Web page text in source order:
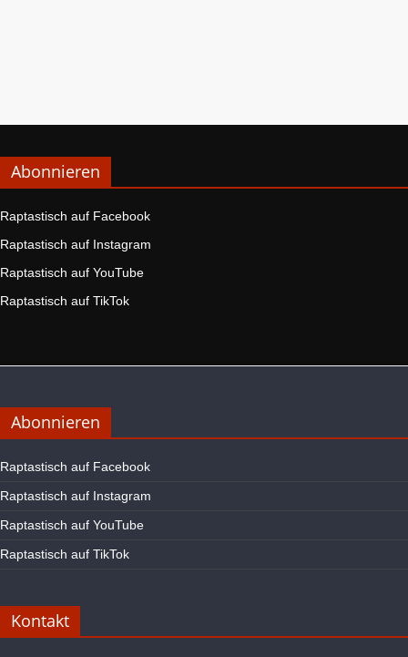
Abonnieren
Raptastisch auf Facebook
Raptastisch auf Instagram
Raptastisch auf YouTube
Raptastisch auf TikTok
Abonnieren
Raptastisch auf Facebook
Raptastisch auf Instagram
Raptastisch auf YouTube
Raptastisch auf TikTok
Kontakt